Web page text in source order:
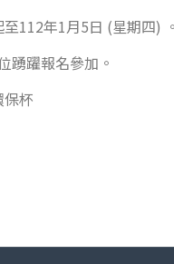
112年1月5日 (星期四)
踴躍報名參加。
杯